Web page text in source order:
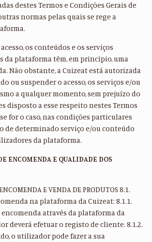
destes Termos e Condições Gerais de
normas pelas quais se rege a
acesso, os conteúdos e os serviços
da plataforma têm, em princípio, uma
Não obstante, a Cuizeat está autorizada
ou suspender o acesso, os serviços e/ou
a qualquer momento, sem prejuízo do
disposto a esse respeito nestes Termos
for o caso, nas condições particulares
de determinado serviço e/ou conteúdo
da plataforma.
ENCOMENDA E QUALIDADE DOS
E VENDA DE PRODUTOS 8.1.
na plataforma da Cuizeat: 8.1.1.
através da plataforma da
deverá efetuar o registo de cliente. 8.1.2.
o utilizador pode fazer a sua